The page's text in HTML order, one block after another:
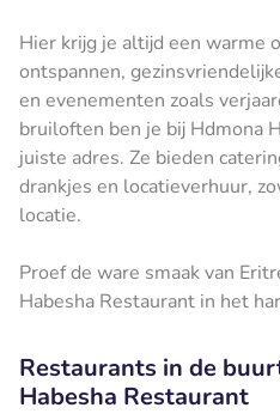
Hier krijg je altijd een warme
ontspannen,
en evenementen zoals
bruiloften ben je bij Hdmona
juiste adres. Ze bieden
drankjes en locatieverhuur,
locatie.
Proef de ware smaak van
Habesha Restaurant in het
Restaurants in de
Habesha Restaurant